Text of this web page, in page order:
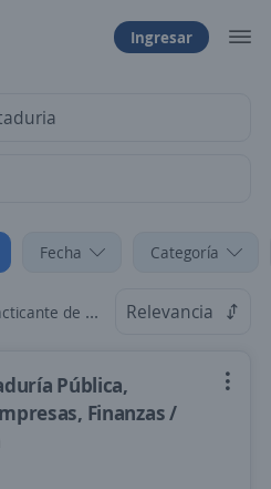
Ingresar
Fecha Categoría
en Bogotá, D.C. Relevancia
Pública,
Finanzas /